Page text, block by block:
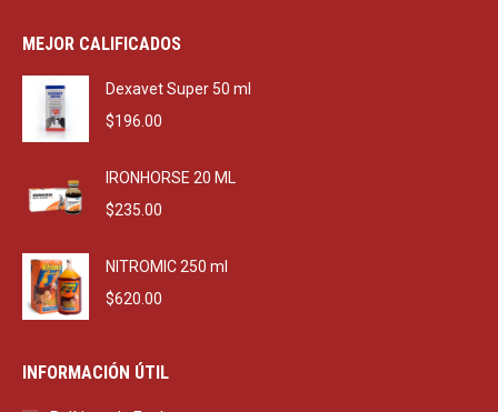
was:
MEJOR CALIFICADOS
Dexavet Super 50 ml
$196.00
IRONHORSE 20 ML
$235.00
NITROMIC 250 ml
$620.00
INFORMACIÓN ÚTIL